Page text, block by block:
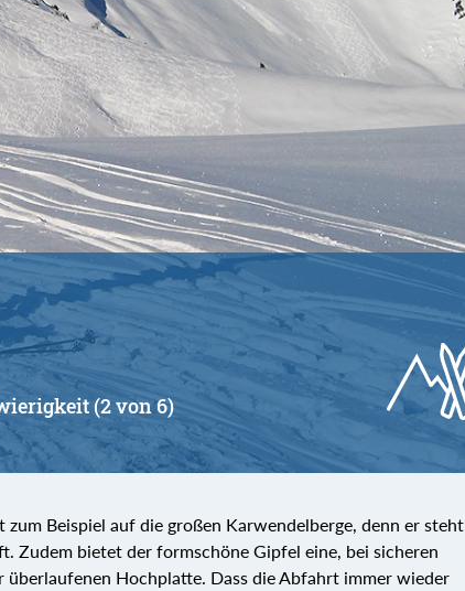
(2 von 6)
Beispiel auf die großen Karwendelberge, denn er steht
Zudem bietet der formschöne Gipfel eine, bei sicheren
überlaufenen Hochplatte. Dass die Abfahrt immer wieder